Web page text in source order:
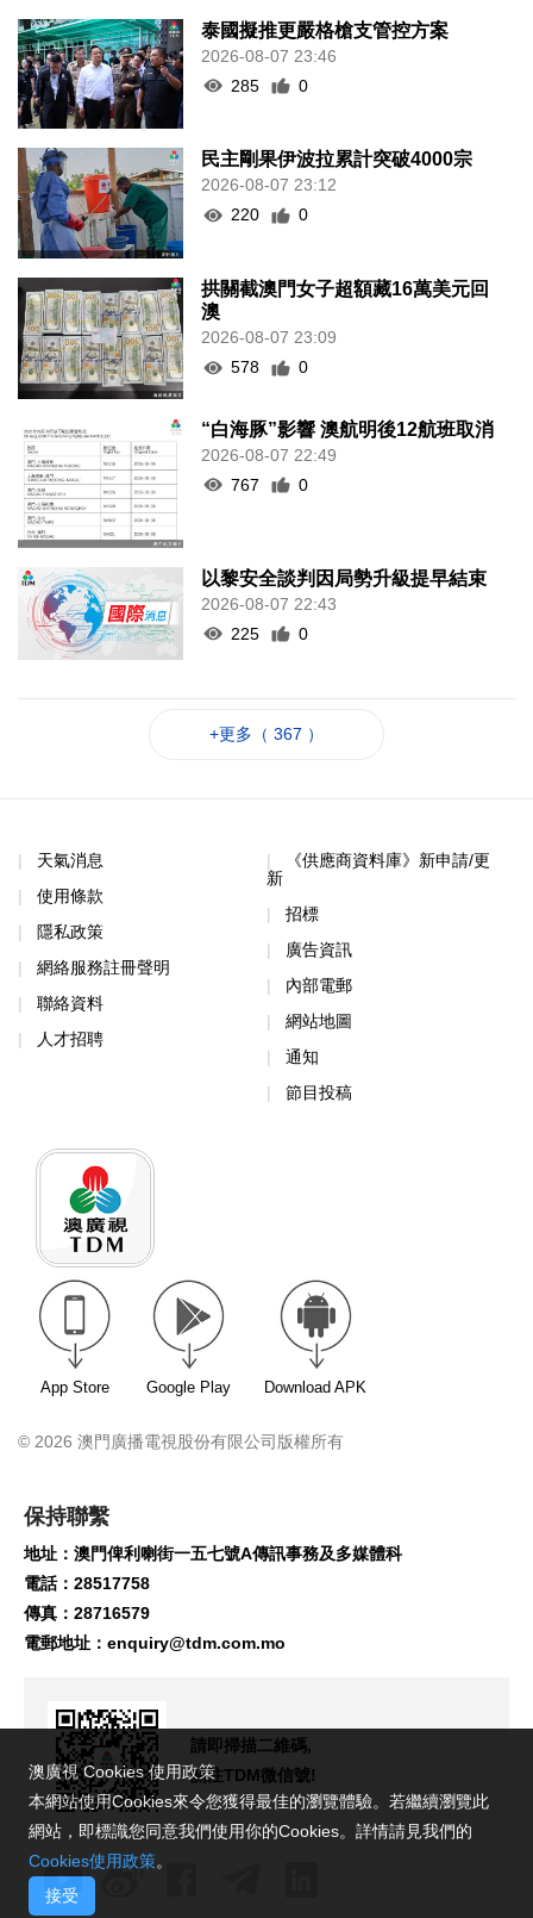
泰國擬推更嚴格槍支管控方案
2026-08-07 23:46
285
0
民主剛果伊波拉累計突破4000宗
2026-08-07 23:12
220
0
拱關截澳門女子超額藏16萬美元回
澳
2026-08-07 23:09
578
0
“白海豚”影響 澳航明後12航班取消
2026-08-07 22:49
767
0
以黎安全談判因局勢升級提早結束
2026-08-07 22:43
225
0
+更多（ 367 ）
天氣消息
使用條款
隱私政策
網絡服務註冊聲明
聯絡資料
人才招聘
《供應商資料庫》新申請/更
新
招標
廣告資訊
內部電郵
網站地圖
通知
節目投稿
App Store Google Play Download APK
© 2026 澳門廣播電視股份有限公司版權所有
保持聯繫
地址：澳門俾利喇街一五七號A傳訊事務及多媒體科
電話：28517758
傳真：28716579
電郵地址： enquiry@tdm.com.mo
請即掃描二維碼,
關注TDM微信號!
澳廣視 Cookies 使用政策
本網站使用Cookies來令您獲得最佳的瀏覽體驗。若繼續瀏覽此
網站，即標識您同意我們使用你的Cookies。詳情請見我們的
Cookies使用政策。
接受